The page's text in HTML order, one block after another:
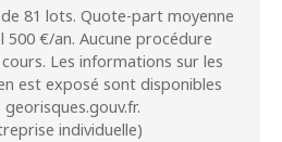
81 lots. Quote-part moyenne
€/an. Aucune procédure
Les informations sur les
est exposé sont disponibles
individuelle)